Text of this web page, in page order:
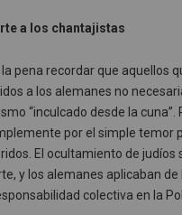
a los chantajistas
pena recordar que aquellos
a los alemanes no
“inculcado desde la cuna”.
por el simple temor
El ocultamiento de judíos
y los alemanes aplicaban de
colectiva en la